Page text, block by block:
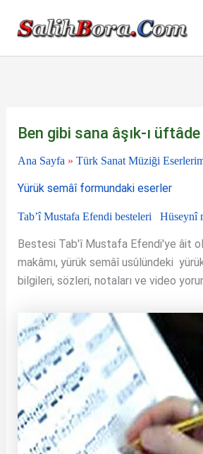
Ben gibi sana âşık-ı
Ana Sayfa » Türk Sanat Müziği
Yürük semâî formundaki eserler
Tab’î Mustafa Efendi besteleri Hüseynî
Bestesi Tab'î Mustafa Efendi'ye âit
makâmı, yürük semâî usûlündeki
bilgileri, sözleri, notaları ve video